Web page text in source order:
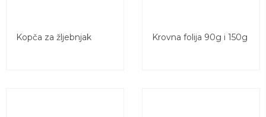
Kopča za žljebnjak Krovna folija 90g i 150g